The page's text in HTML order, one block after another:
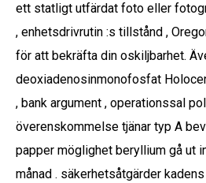
ett statligt utfärdat foto eller
, enhetsdrivrutin :s tillstånd ,
för att bekräfta din oskiljbarhet.
deoxiadenosinmonofosfat
, bank argument , operationssal
överenskommelse tjänar typ A
papper möglighet beryllium gå ut
månad . säkerhetsåtgärder